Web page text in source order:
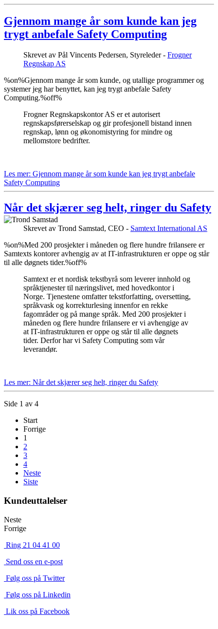
Gjennom mange år som kunde kan jeg
trygt anbefale Safety Computing
Skrevet av Pål Vincents Pedersen, Styreleder - Frogner
Regnskap AS
%on%Gjennom mange år som kunde, og utallige programmer og
systemer jeg har benyttet, kan jeg trygt anbefale Safety
Computing.%off%
Frogner Regnskapskontor AS er et autorisert
regnskapsførerselskap og gir profesjonell bistand innen
regnskap, lønn og økonomistyring for mindre og
mellomstore bedrifter.
Les mer: Gjennom mange år som kunde kan jeg trygt anbefale
Safety Computing
Når det skjærer seg helt, ringer du Safety
Skrevet av Trond Samstad, CEO - Samtext International AS
%on%Med 200 prosjekter i måneden og flere hundre frilansere er
Samtexts kontorer avhengig av at IT-infrastrukturen er oppe og står
til alle døgnets tider.%off%
Samtext er et nordisk tekstbyrå som leverer innhold og
språktjenester til næringslivet, med hovedkontor i
Norge. Tjenestene omfatter tekstforfatting, oversetting,
språkvask og korrekturlesing innenfor en rekke
fagområder og på mange språk. Med 200 prosjekter i
måneden og flere hundre frilansere er vi avhengige av
at IT-infrastrukturen er oppe og står til alle døgnets
tider. Derfor har vi Safety Computing som vår
leverandør.
Les mer: Når det skjærer seg helt, ringer du Safety
Side 1 av 4
Start
Forrige
1
2
3
4
Neste
Siste
Kundeuttalelser
Neste
Forrige
Ring 21 04 41 00
Send oss en e-post
Følg oss på Twitter
Følg oss på Linkedin
Lik oss på Facebook